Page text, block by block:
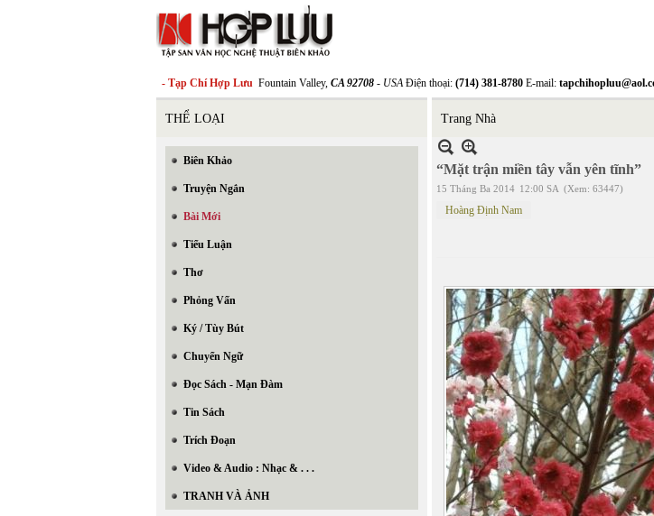
- Tạp Chí Hợp Lưu Fountain Valley, CA 92708 - USAĐiện thoại: (714) 381-8780 E-mail:
THỂ LOẠI
Biên Khảo
Truyện Ngắn
Bài Mới
Tiểu Luận
Thơ
Phỏng Vấn
Ký / Tùy Bút
Chuyển Ngữ
Đọc Sách - Mạn Đàm
Tin Sách
Trích Đoạn
Video & Audio : Nhạc & . . .
TRANH VÀ ẢNH
Trang Nhà
“Mặt trận miền tây vẫn yên tĩnh”
15 Tháng Ba 2014 12:00 SA (Xem: 63447)
Hoàng Định Nam